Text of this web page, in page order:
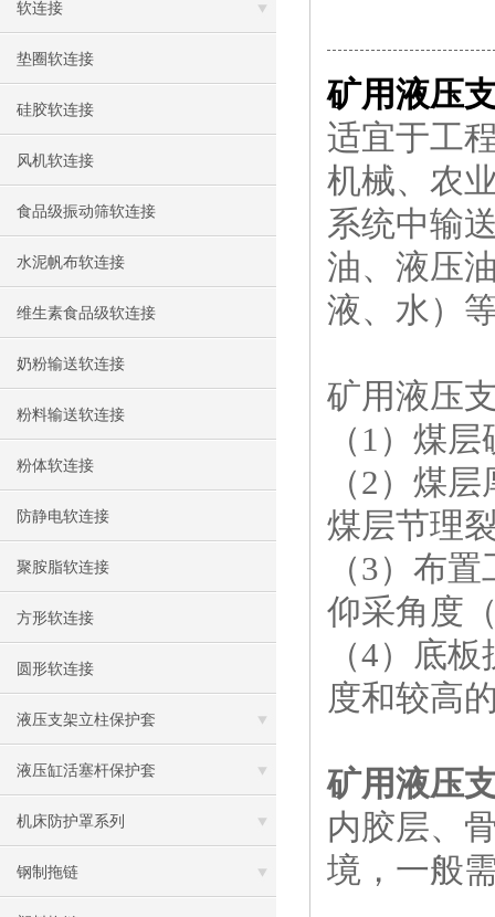
软连接
垫圈软连接
硅胶软连接
风机软连接
食品级振动筛软连接
水泥帆布软连接
维生素食品级软连接
奶粉输送软连接
粉料输送软连接
粉体软连接
防静电软连接
聚胺脂软连接
方形软连接
圆形软连接
液压支架立柱保护套
液压缸活塞杆保护套
机床防护罩系列
钢制拖链
矿用液压
适宜于工
机械、农
系统中输
油、液压
液、水）
矿用液压
（1）煤
（2）煤
煤层节理
（3）布
仰采角度
（4）底
度和较高
矿用液压
内胶层、
境，一般